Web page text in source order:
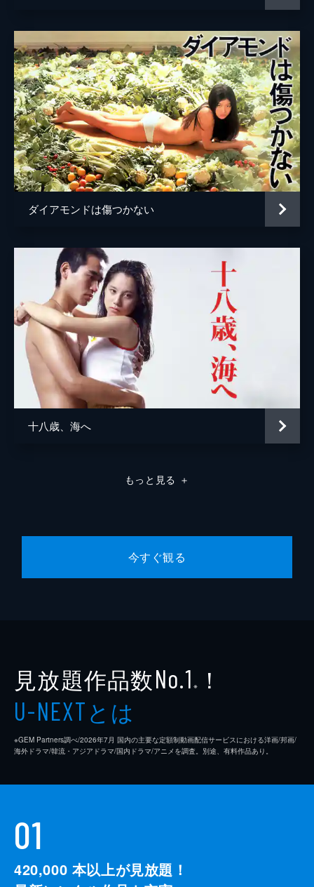
ダイアモンドは傷つかない
十八歳、海へ
もっと見る ＋
今すぐ観る
見放題作品数No.1 ※ ！
U-NEXTとは
※GEM Partners調べ/2026年7⽉ 国内の主要な定額制動画配信サービスにおける洋画/邦画/
海外ドラマ/韓流・アジアドラマ/国内ドラマ/アニメを調査。別途、有料作品あり。
01
420,000 本以上が見放題！